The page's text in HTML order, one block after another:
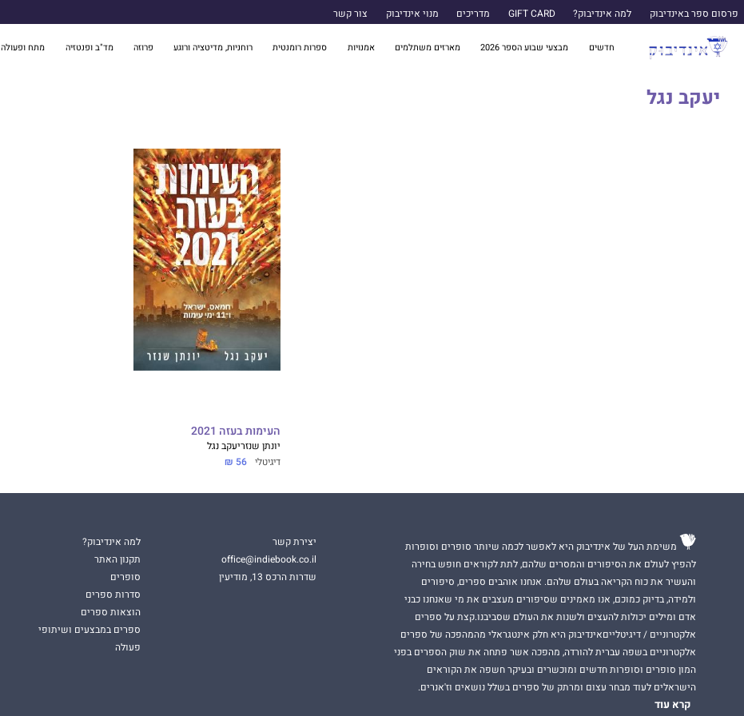
פרסום ספר באינדיבוק למה אינדיבוק? GIFT CARD מדריכים מנוי אינדיבוק צור קשר
חדשים מבצעי שבוע הספר 2026 מארזים משתלמים אמנויות ספרות רומנטית רוחניות, מדיטציה ורוגע פרוזה מד"ב ופנטזיה מתח ופעולה
יעקב נגל
העימות בעזה 2021
יונתן שנזריעקב נגל
דיגיטלי 56 ₪
משימת העל של אינדיבוק היא לאפשר לכמה שיותר סופרים וסופרות
להפיץ לעולם את הסיפורים והמסרים שלהם, לתת לקוראים חופש בחירה
והעשיר את כוח הקריאה בעולם שלהם. אנחנו אוהבים ספרים, סיפורים
ולמידה, בדיוק כמוכם, אנו מאמינים שסיפורים מעצבים את מי שאנחנו כבני
אדם ומילים יכולות להעצים ולשנות את העולם שסביבנו.קצת על ספרים
אלקטרוניים / דיגיטלייםאינדיבוק היא חלק אינטגראלי מהמהפכה של ספרים
אלקטרוניים בשפה עברית להורדה, מהפכה אשר פתחה את שוק הספרים בפני
המון סופרים וסופרות חדשים ומוכשרים ובעיקר חשפה את הקוראים
הישראלים לעוד מבחר עצום ומרתק של ספרים בשלל נושאים וז'אנרים.
קרא עוד
יצירת קשר
office@indiebook.co.il
שדרות הרכס 13, מודיעין
למה אינדיבוק?
תקנון האתר
סופרים
סדרות ספרים
הוצאות ספרים
ספרים במבצעים ושיתופי
פעולה